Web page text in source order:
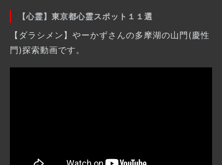
【心霊】東京都心霊スポット１１選
【ダラシメン】やーかずさんの多摩湖の山門(慶性
門)探索動画です。